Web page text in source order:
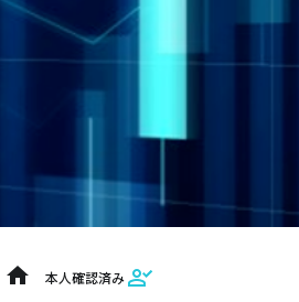
home 本人確認済み